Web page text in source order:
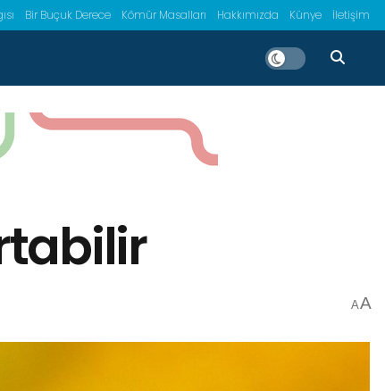
Bir Buçuk Derece Kömür Masalları Hakkımızda Künye İletişim
AA